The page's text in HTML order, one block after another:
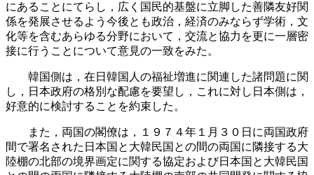
にあることにてらし，広く国民的基盤に立脚した善隣友好関
係を発展させるよう今後とも政治，経済のみならず学術，文
化等を含むあらゆる分野において，交流と協力を更に一層密
接に行うことについて意見の一致をみた。
韓国側は，在日韓国人の福祉増進に関連した諸問題に関
し，日本政府の格別な配慮を要望し，これに対し日本側は，
好意的に検討することを約束した。
また，両国の閣僚は，１９７４年１月３０日に両国政府
間で署名された日本国と大韓民国との間の両国に隣接する大
陸棚の北部の境界画定に関する協定および日本国と大韓民国